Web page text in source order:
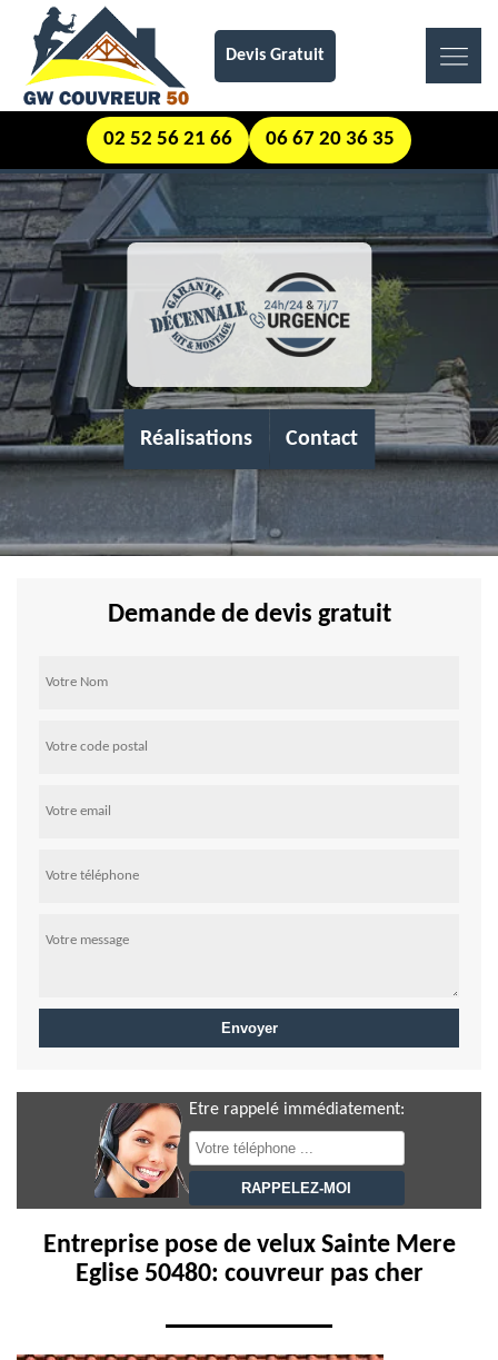
Devis Gratuit
02 52 56 21 66 06 67 20 36 35
Réalisations Contact
Demande de devis gratuit
Etre rappelé immédiatement:
Entreprise pose de velux Sainte Mere
Eglise 50480: couvreur pas cher